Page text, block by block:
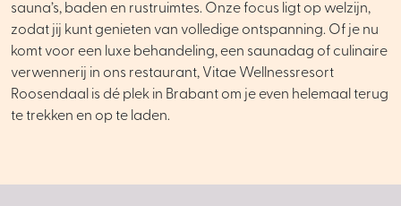
sauna’s, baden en rustruimtes. Onze focus ligt op welzijn,
zodat jij kunt genieten van volledige ontspanning. Of je nu
komt voor een luxe behandeling, een saunadag of culinaire
verwennerij in ons restaurant, Vitae Wellnessresort
Roosendaal is dé plek in Brabant om je even helemaal terug
te trekken en op te laden.